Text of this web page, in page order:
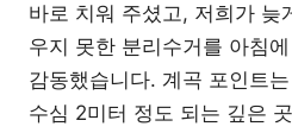
바로 치워 주셨고, 저희가 늦
우지 못한 분리수거를 아침
감동했습니다. 계곡 포인트
수심 2미터 정도 되는 깊은